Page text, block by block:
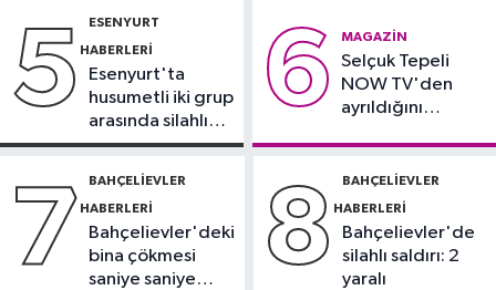
demeyin, önlemini alın
5 ESENYURT
HABERLERI
Esenyurt'ta
husumetli iki grup
arasında silahlı
kavga
6 MAGAZIN
Selçuk Tepeli
NOW TV'den
ayrıldığını
7 BAHÇELIEVLER
HABERLERI
Bahçelievler'deki
bina çökmesi
saniye saniye
8 BAHÇELIEVLER
HABERLERI
Bahçelievler'de
silahlı saldırı: 2
yaralı